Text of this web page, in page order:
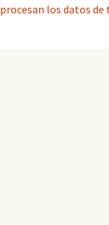
procesan los datos